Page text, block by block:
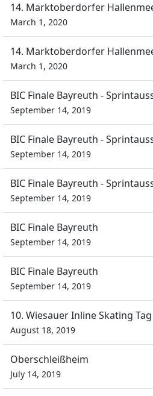
14. Marktoberdorfer
March 1, 2020
14. Marktoberdorfer
March 1, 2020
BIC Finale Bayreuth -
September 14, 2019
BIC Finale Bayreuth -
September 14, 2019
BIC Finale Bayreuth -
September 14, 2019
BIC Finale Bayreuth
September 14, 2019
BIC Finale Bayreuth
September 14, 2019
10. Wiesauer Inline Skating Tag
August 18, 2019
Oberschleißheim
July 14, 2019